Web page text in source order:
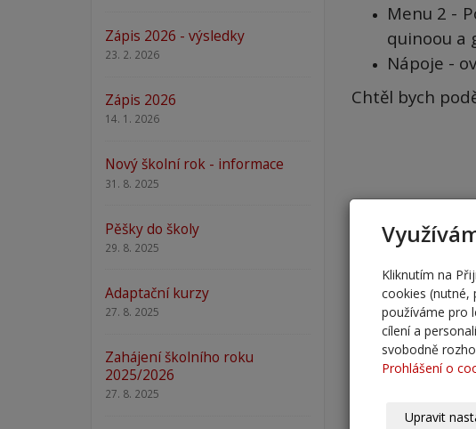
Menu 2 -
quinoou a
Nápoje -
Chtěl bych
Zápis 2026 - výsledky
23. 2. 2026
Zápis 2026
14. 1. 2026
Nový školní rok - informace
31. 8. 2025
Pěšky do školy
29. 8. 2025
Adaptační kurzy
27. 8. 2025
Zahájení školního roku
2025/2026
27. 8. 2025
Kliknutím na
cookies (nutné,
používáme pro
cílení a
svobodně
Prohlášení o
Upravit